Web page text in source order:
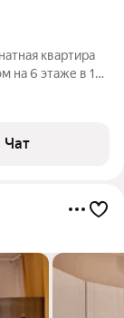
квартира
на 6 этаже в 17-
есть:
Чат